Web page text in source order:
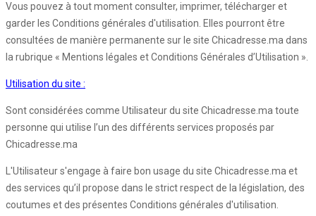
Vous pouvez à tout moment consulter, imprimer, télécharger et
garder les Conditions générales d'utilisation. Elles pourront être
consultées de manière permanente sur le site Chicadresse.ma dans
la rubrique « Mentions légales et Conditions Générales d’Utilisation ».
Utilisation du site :
Sont considérées comme Utilisateur du site Chicadresse.ma toute
personne qui utilise l’un des différents services proposés par
Chicadresse.ma
L'Utilisateur s'engage à faire bon usage du site Chicadresse.ma et
des services qu’il propose dans le strict respect de la législation, des
coutumes et des présentes Conditions générales d'utilisation.